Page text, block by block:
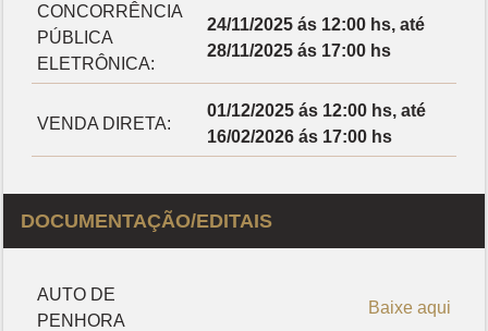
CONCORRÊNCIA
PÚBLICA
ELETRÔNICA:
24/11/2025 ás 12:00 hs, até
28/11/2025 ás 17:00 hs
VENDA DIRETA:
01/12/2025 ás 12:00 hs, até
16/02/2026 ás 17:00 hs
DOCUMENTAÇÃO/EDITAIS
AUTO DE
PENHORA
Baixe aqui